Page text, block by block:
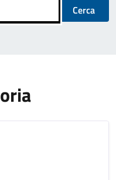
Cerca